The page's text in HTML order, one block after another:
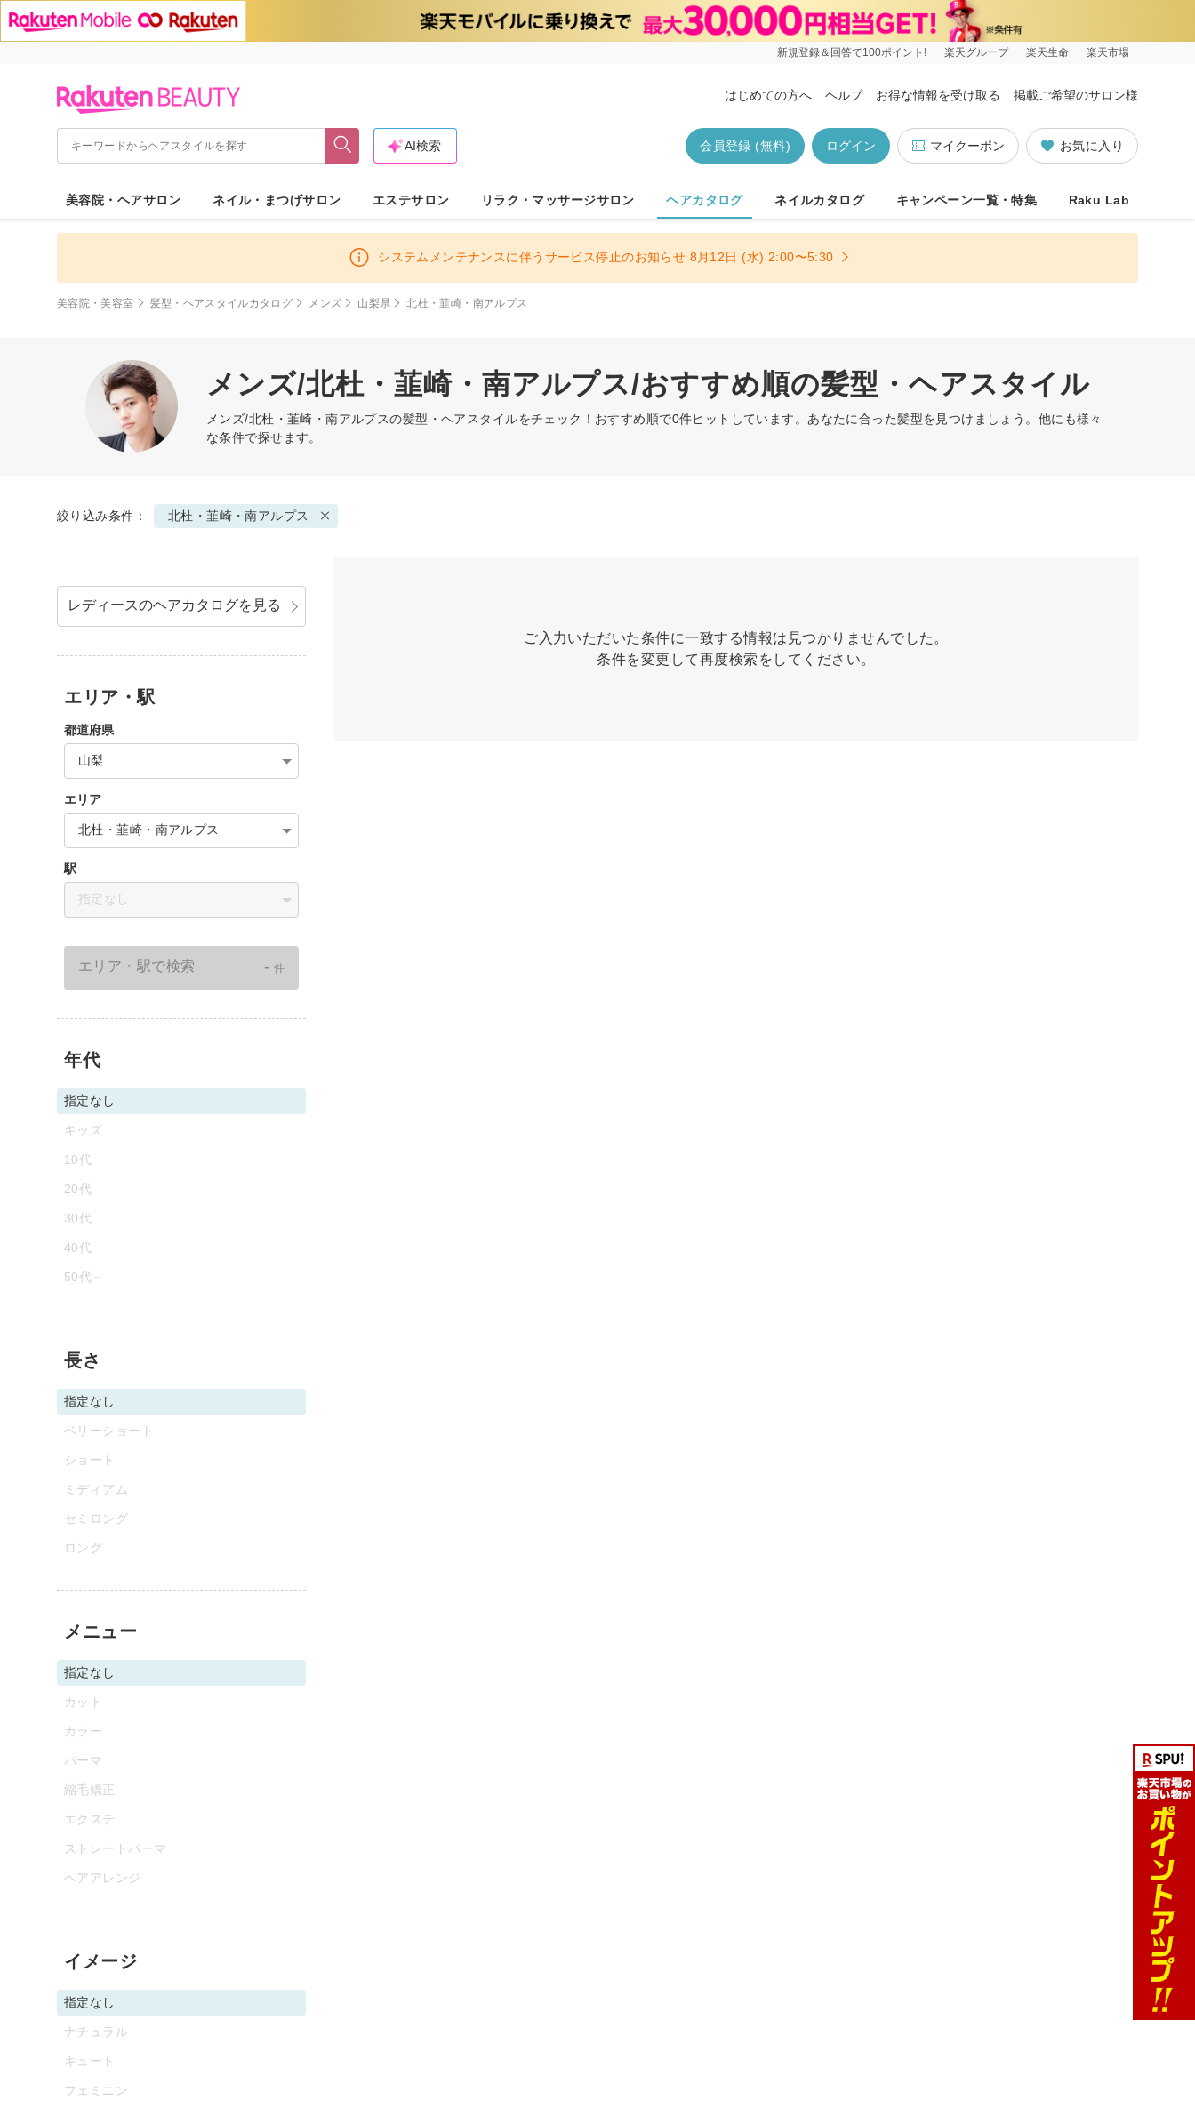
新規登録＆回答で100ポイント! 楽天グループ 楽天生命 楽天市場
はじめての方へ ヘルプ お得な情報を受け取る 掲載ご希望のサロン様
お気に入り
マイクーポン
ログイン
会員登録 (無料)
AI検索
美容院・ヘアサロン ネイル・まつげサロン エステサロン リラク・マッサージサロン ヘアカタログ ネイルカタログ キャンペーン一覧・特集 Raku Lab
システムメンテナンスに伴うサービス停止のお知らせ 8月12日 (水) 2:00〜5:30
美容院・美容室 髪型・ヘアスタイルカタログ メンズ 山梨県 北杜・韮崎・南アルプス
メンズ/北杜・韮崎・南アルプス/おすすめ順の髪型・ヘアスタイル
メンズ/北杜・韮崎・南アルプスの髪型・ヘアスタイルをチェック！おすすめ順で0件ヒットしています。あなたに合った髪型を見つけましょう。他にも様々
な条件で探せます。
絞り込み条件： 北杜・韮崎・南アルプス
ご入力いただいた条件に一致する情報は見つかりませんでした。
条件を変更して再度検索をしてください。
レディースのヘアカタログを見る
エリア・駅
都道府県
山梨
エリア
北杜・韮崎・南アルプス
駅
指定なし
エリア・駅で検索 - 件
年代
指定なし
キッズ
10代
20代
30代
40代
50代～
長さ
指定なし
ベリーショート
ショート
ミディアム
セミロング
ロング
メニュー
指定なし
カット
カラー
パーマ
縮毛矯正
エクステ
ストレートパーマ
ヘアアレンジ
イメージ
指定なし
ナチュラル
キュート
フェミニン